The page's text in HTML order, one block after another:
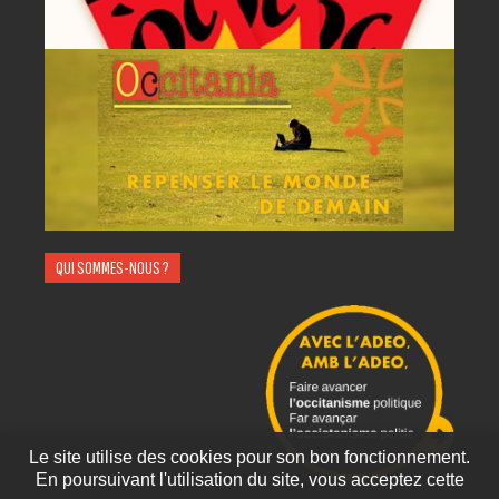
QUI SOMMES-NOUS ?
Le site utilise des cookies pour son bon fonctionnement.
En poursuivant l'utilisation du site, vous acceptez cette